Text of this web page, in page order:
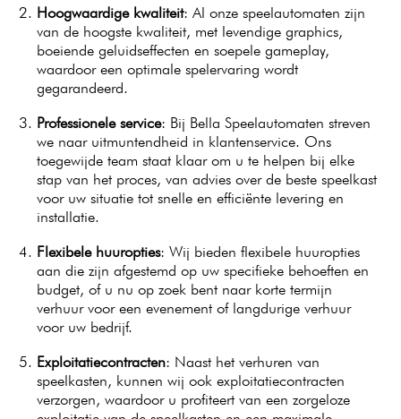
Hoogwaardige kwaliteit: Al onze speelautomaten zijn
van de hoogste kwaliteit, met levendige graphics,
boeiende geluidseffecten en soepele gameplay,
waardoor een optimale spelervaring wordt
gegarandeerd.
Professionele service: Bij Bella Speelautomaten streven
we naar uitmuntendheid in klantenservice. Ons
toegewijde team staat klaar om u te helpen bij elke
stap van het proces, van advies over de beste speelkast
voor uw situatie tot snelle en efficiënte levering en
installatie.
Flexibele huuropties: Wij bieden flexibele huuropties
aan die zijn afgestemd op uw specifieke behoeften en
budget, of u nu op zoek bent naar korte termijn
verhuur voor een evenement of langdurige verhuur
voor uw bedrijf.
Exploitatiecontracten: Naast het verhuren van
speelkasten, kunnen wij ook exploitatiecontracten
verzorgen, waardoor u profiteert van een zorgeloze